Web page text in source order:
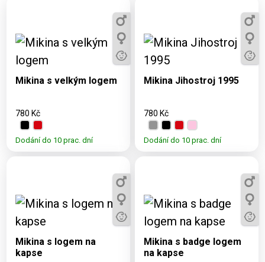
Dostupné varianty:
3, 5, 7, 9, 11, S, M, L,
XL, XXL
Mikina s velkým logem
780 Kč
Dodání do 10 prac. dní
3, 5, 7, 9, 11, S, M, L,
XL, XXL
Mikina Jihostroj 1995
780 Kč
Dodání do 10 prac. dní
Dostupné varianty:
3, 5, 7, 9, 11, S, M, L,
XL, 2XL
Mikina s logem na
kapse
Dostupné varianty:
3, 5, 7, 9, 11, XS, S, M,
L, XL, XXL, 2XL
Mikina s badge logem
na kapse